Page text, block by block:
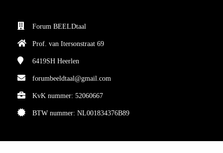
Forum BEELDtaal
Prof. van Itersonstraat 69
6419SH Heerlen
forumbeeldtaal@gmail.com
KvK nummer: 52060667
BTW nummer: NL001834376B89